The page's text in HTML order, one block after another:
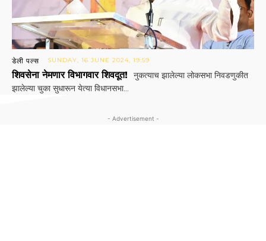
डेली पल्स SUNDAY, 16 JUNE 2024, 19:59
शिवसेना नेमणार विभागवार शिवदूत!
नुकत्याच झालेल्या लोकसभा निवडणुकीत
झालेल्या चुका सुधारून येत्या विधानसभा...
- Advertisement -